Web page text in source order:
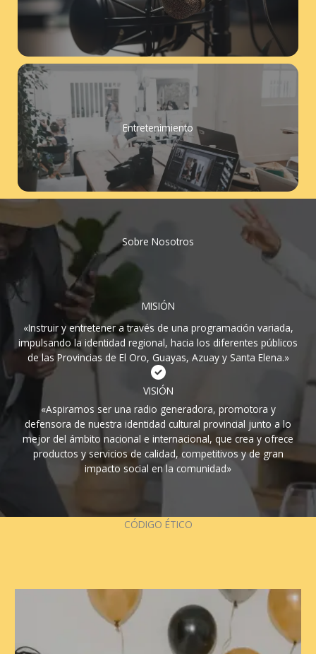
Entretenimiento
Sobre Nosotros
MISIÓN
«Instruir y entretener a través de una programación variada,
impulsando la identidad regional, hacia los diferentes públicos
de las Provincias de El Oro, Guayas, Azuay y Santa Elena.»
VISIÓN
«Aspiramos ser una radio generadora, promotora y
defensora de nuestra identidad cultural provincial junto a lo
mejor del ámbito nacional e internacional, que crea y ofrece
productos y servicios de calidad, competitivos y de gran
impacto social en la comunidad»
CÓDIGO ÉTICO